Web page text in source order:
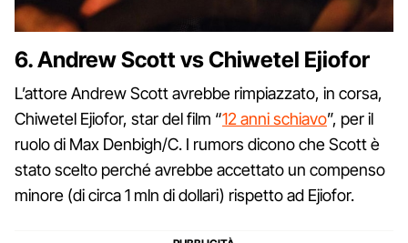
6. Andrew Scott vs Chiwetel Ejiofor
L’attore Andrew Scott avrebbe rimpiazzato, in corsa,
Chiwetel Ejiofor, star del film “12 anni schiavo”, per il
ruolo di Max Denbigh/C. I rumors dicono che Scott è
stato scelto perché avrebbe accettato un compenso
minore (di circa 1 mln di dollari) rispetto ad Ejiofor.